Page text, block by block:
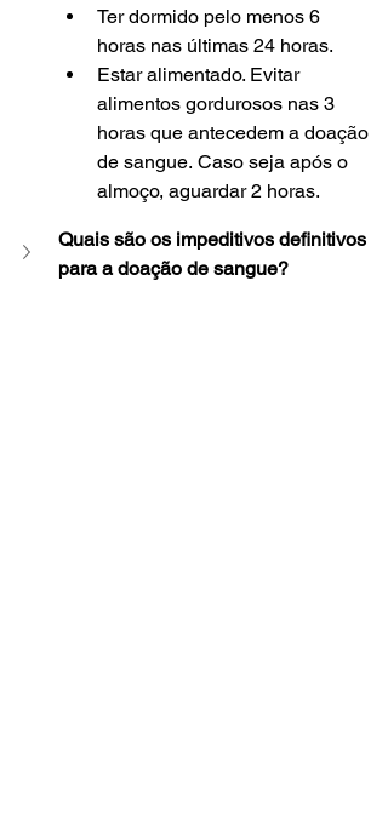
Ter dormido pelo menos 6
horas nas últimas 24 horas.
Estar alimentado. Evitar
alimentos gordurosos nas 3
horas que antecedem a doação
de sangue. Caso seja após o
almoço, aguardar 2 horas.
Quais são os impeditivos definitivos
para a doação de sangue?